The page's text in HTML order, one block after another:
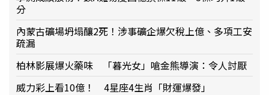
分
內蒙古礦場坍塌釀2死！涉事礦企爆欠稅上億、多項工安
疏漏
柏林影展爆火藥味 「暮光女」嗆金熊導演：令人討厭
威力彩上看10億！ 4星座4生肖「財運爆發」